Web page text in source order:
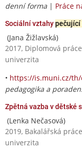
denní forma | Práce
Sociální vztahypečující
(Jana Žižlavská)
2017, Diplomová
univerzita
• https://is.muni.cz/
pedagogika a
Zpětná vazba v dětské
(Lenka Nečasová)
2019, Bakalářská
univerzita